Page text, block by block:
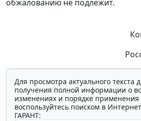
обжалованию не подлежит.
Для просмотра актуального текста
получения полной информации о
изменениях и порядке применения
воспользуйтесь поиском в
ГАРАНТ: